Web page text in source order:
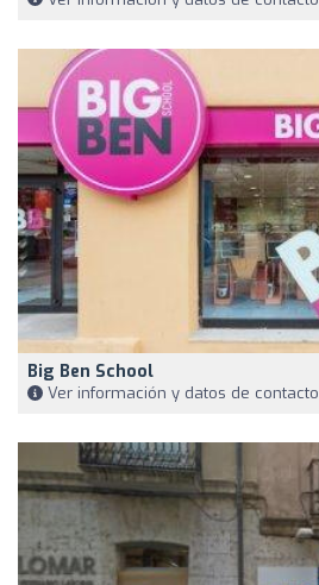
Big Ben School
Ver información y datos de contacto